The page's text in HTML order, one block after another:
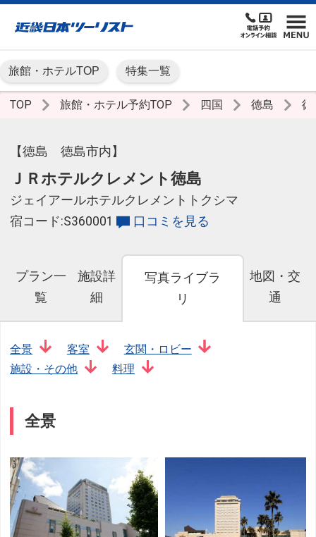
旅館・ホテルTOP 特集一覧
TOP 旅館・ホテル予約TOP 四国 徳島
【徳島 徳島市内】
ＪＲホテルクレメント徳島
ジェイアールホテルクレメントトクシマ
宿コード:S360001
口コミを見る
プラン一
覧
施設詳
細
写真ライブラ
リ
地図・交
通
全景 客室
玄関・ロビー
施設・その他
料理
全景